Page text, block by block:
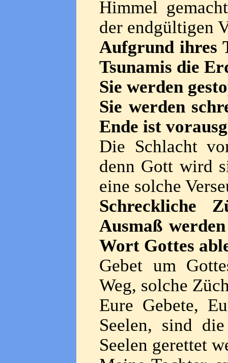
Himmel
der endgültigen
Aufgrund ihres
Tsunamis die
Sie werden
Sie werden
Ende ist
Die Schlacht
denn Gott wird
eine solche
Schreckliche
Ausmaß
Wort Gottes
Gebet um
Weg, solche
Eure Gebete,
Seelen, sind
Seelen gerettet